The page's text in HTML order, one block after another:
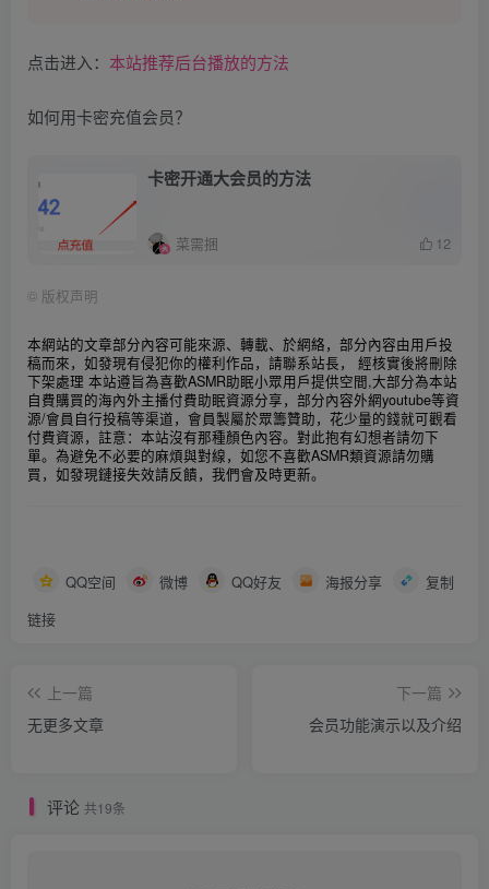
点击进入： 本站推荐后台播放的方法
如何用卡密充值会员？
卡密开通大会员的方法
菜需捆 12
© 版权声明
本網站的文章部分內容可能來源、轉載、於網絡，部分內容由用戶投
稿而來，如發現有侵犯你的權利作品，請聯系站長， 經核實後將刪除
下架處理 本站遵旨為喜歡ASMR助眠小眾用戶提供空間,大部分為本站
自費購買的海內外主播付費助眠資源分享，部分內容外網youtube等資
源/會員自行投稿等渠道，會員製屬於眾籌贊助，花少量的錢就可觀看
付費資源，註意：本站沒有那種顏色內容。對此抱有幻想者請勿下
單。為避免不必要的麻煩與對線，如您不喜歡ASMR類資源請勿購
買， 如發現鏈接失效請反饋，我們會及時更新。
QQ空间 微博 QQ好友 海报分享
复制
链接
上一篇
无更多文章
下一篇
会员功能演示以及介绍
评论 共19条